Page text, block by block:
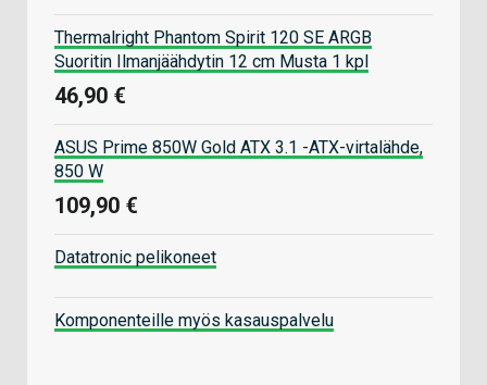
Thermalright Phantom Spirit 120 SE ARGB
Suoritin Ilmanjäähdytin 12 cm Musta 1 kpl
46,90 €
ASUS Prime 850W Gold ATX 3.1 -ATX-virtalähde,
850 W
109,90 €
Datatronic pelikoneet
Komponenteille myös kasauspalvelu